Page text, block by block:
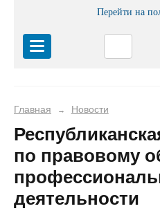
Перейти на
Главная → Новости
по правовому
деятельности